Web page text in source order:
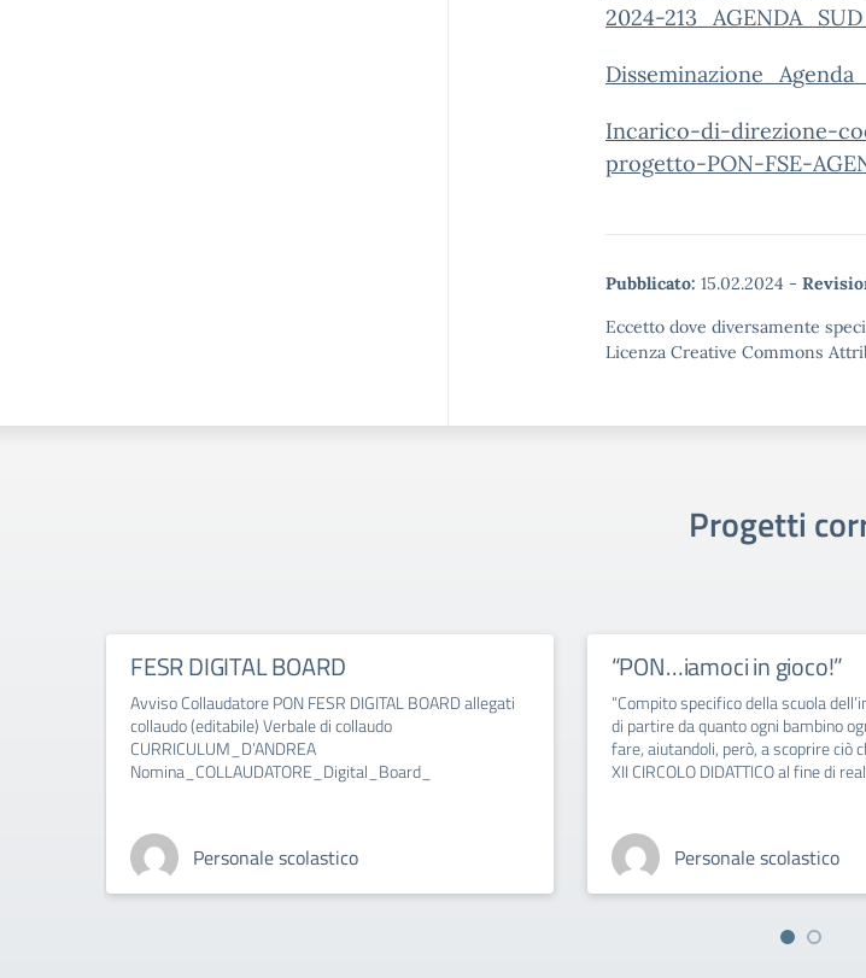
2024-213_AGENDA_SUD_
Incarico-di-direzione-
progetto-PON-FSE-
Pubblicato: 15.02.2024 -
Eccetto dove diversamente
Licenza Creative Commons
Progetti
FESR DIGITAL BOARD
Avviso Collaudatore PON FESR DIGITAL BOARD allegati
collaudo (editabile) Verbale di collaudo
CURRICULUM_D’ANDREA
Nomina_COLLAUDATORE_Digital_Board_
Personale scolastico
“PON…iamoci in gioco!”
“Compito specifico della scuola
di partire da quanto ogni bambino
fare, aiutandoli, però, a scoprire ciò
XII CIRCOLO DIDATTICO al fine di
Personale scolastico